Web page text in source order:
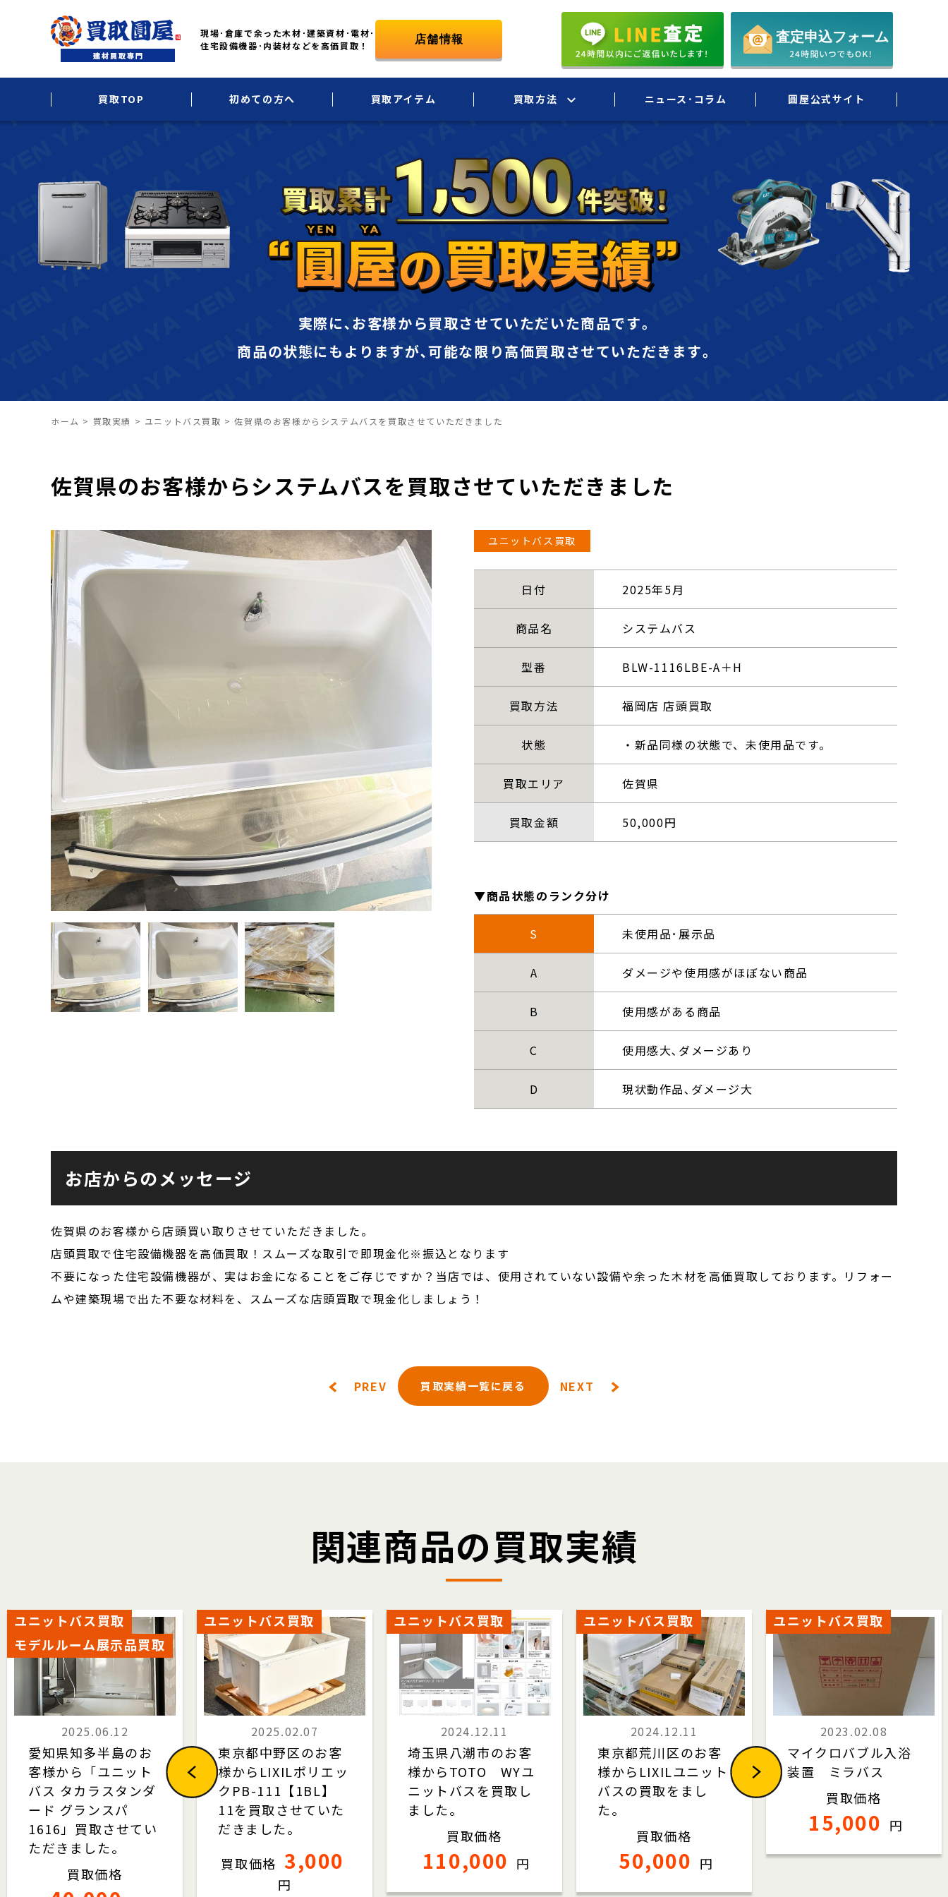
現場･倉庫で余った木材･建築資材･電材･
住宅設備機器･内装材などを高価買取！
買取TOP 初めての方へ 買取アイテム 買取方法 ニュース･コラム 圓屋公式サイト
実際に､お客様から買取させていただいた商品です｡
商品の状態にもよりますが､可能な限り高価買取させていただきます｡
ホーム > 買取実績 > ユニットバス買取 >佐賀県のお客様からシステムバスを買取させていただきました
佐賀県のお客様からシステムバスを買取させていただきました
ユニットバス買取
日付 2025年5月
商品名 システムバス
型番 BLW-1116LBE-A＋H
買取方法 福岡店 店頭買取
状態 ・新品同様の状態で、未使用品です。
買取エリア 佐賀県
買取金額 50,000円
▼商品状態のランク分け
S 未使用品･展示品
A ダメージや使用感がほぼない商品
B 使用感がある商品
C 使用感大､ダメージあり
D 現状動作品､ダメージ大
お店からのメッセージ
佐賀県のお客様から店頭買い取りさせていただきました。
店頭買取で住宅設備機器を高価買取！スムーズな取引で即現金化※振込となります
不要になった住宅設備機器が、実はお金になることをご存じですか？当店では、使用されていない設備や余った木材を高価買取しております。リフォー
ムや建築現場で出た不要な材料を、スムーズな店頭買取で現金化しましょう！
PREV 買取実績一覧に戻る NEXT
関連商品の買取実績
ユニットバス買取
モデルルーム展示品買取
2025.06.12
愛知県知多半島のお
客様から「ユニット
バス タカラスタンダ
ード グランスパ
1616」買取させてい
ただきました。
買取価格
ユニットバス買取
2025.02.07
東京都中野区のお客
様からLIXILポリエッ
クPB-111【1BL】
11を買取させていた
だきました。
買取価格 3,000
円
ユニットバス買取
2024.12.11
埼玉県八潮市のお客
様からTOTO WYユ
ニットバスを買取し
ました。
買取価格
110,000 円
ユニットバス買取
2024.12.11
東京都荒川区のお客
様からLIXILユニット
バスの買取をまし
た。
買取価格
50,000 円
ユニットバス買取
2023.02.08
マイクロバブル入浴
装置 ミラバス
買取価格
15,000 円